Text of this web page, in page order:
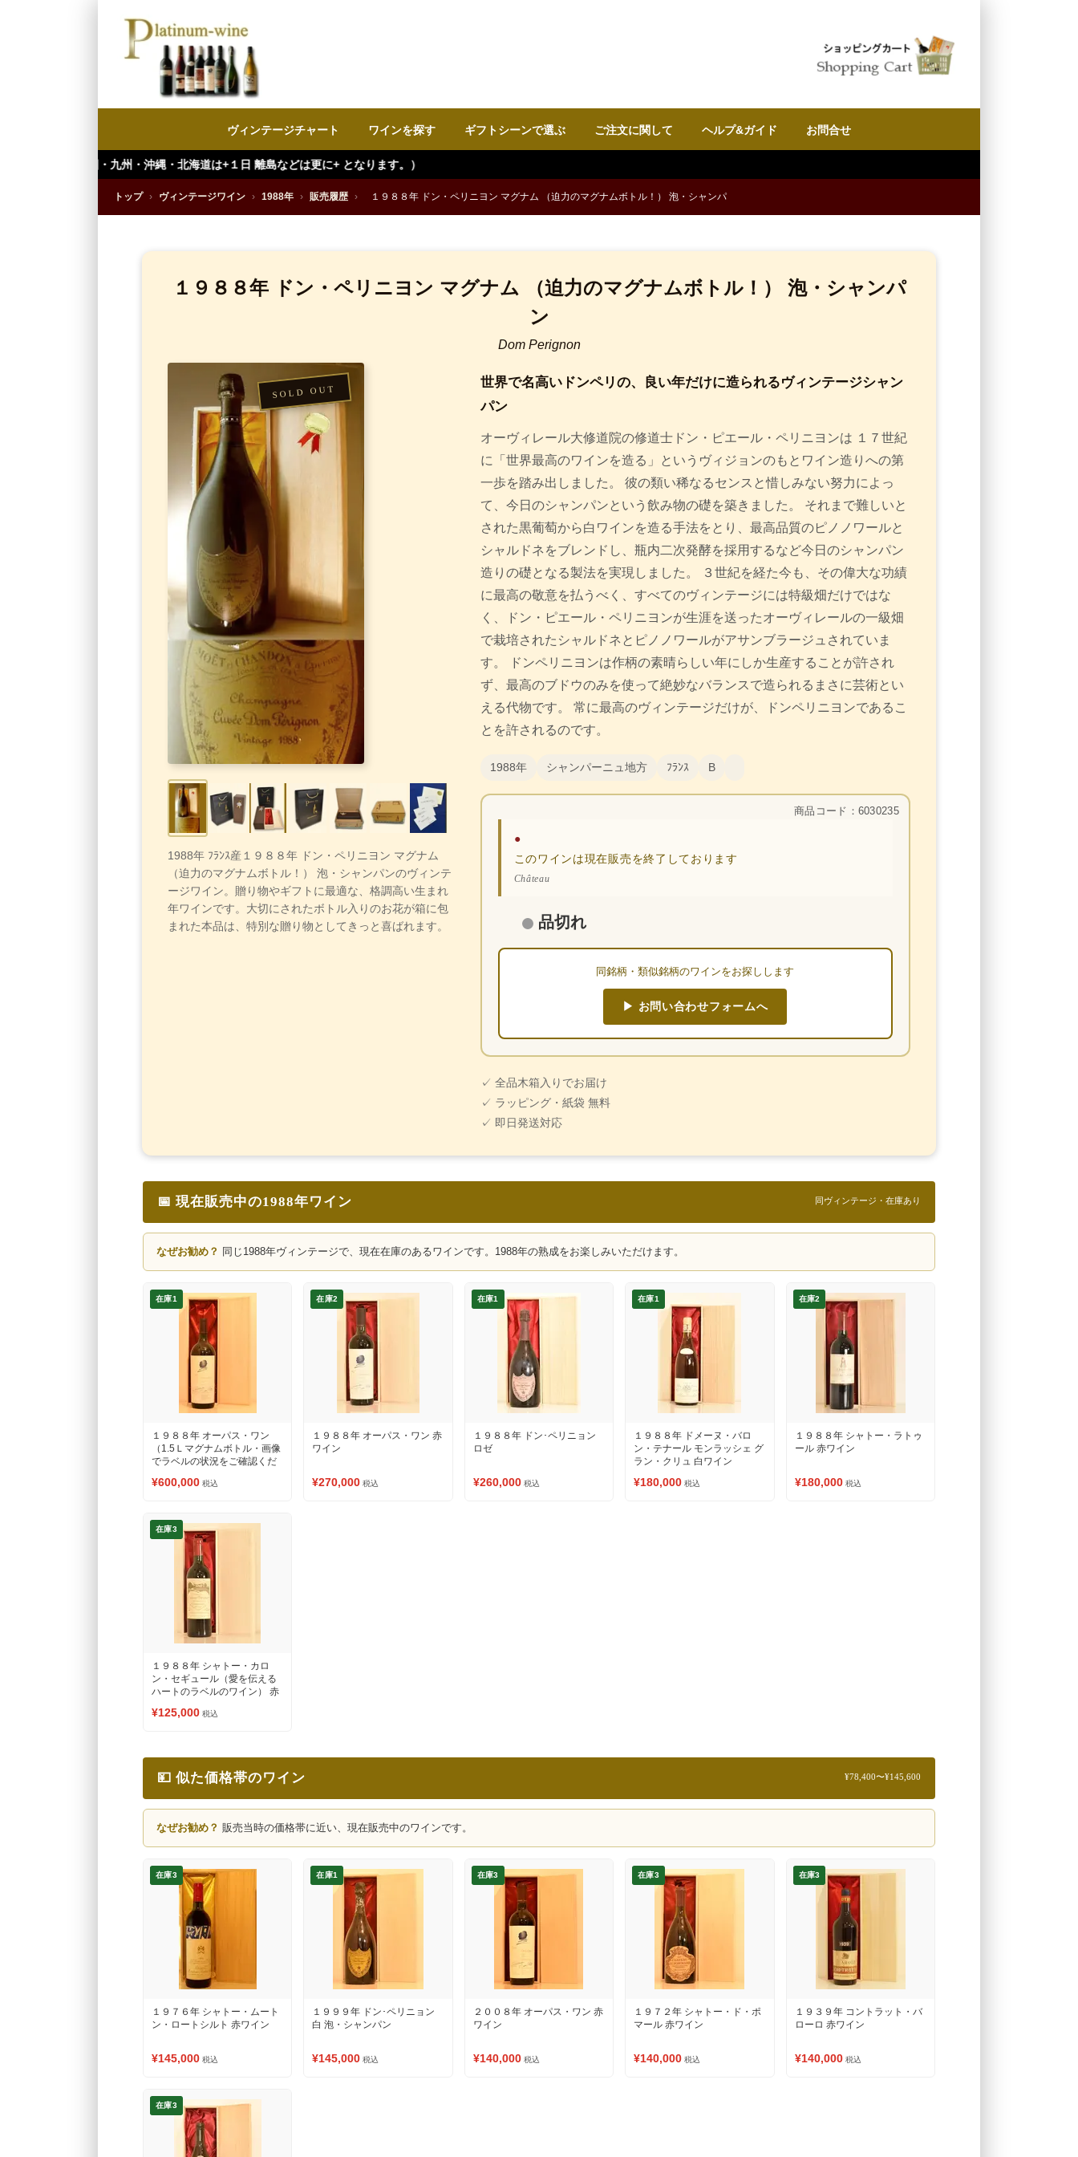
ヴィンテージチャート ワインを探す ギフトシーンで選ぶ ご注文に関して ヘルプ&ガイド お問合せ
・沖縄・北海道は+１日 離島などは更に+ となります。）
トップ › ヴィンテージワイン › 1988年 › 販売履歴 › １９８８年 ドン・ペリニヨン マグナム （迫力のマグナムボトル！） 泡・シャンパ
１９８８年 ドン・ペリニヨン マグナム （迫力のマグナムボトル！） 泡・シャンパ
ン
Dom Perignon
1988年 ﾌﾗﾝｽ産１９８８年 ドン・ペリニヨン マグナム
（迫力のマグナムボトル！） 泡・シャンパンのヴィンテ
ージワイン。贈り物やギフトに最適な、格調高い生まれ
年ワインです。大切にされたボトル入りのお花が箱に包
まれた本品は、特別な贈り物としてきっと喜ばれます。
世界で名高いドンペリの、良い年だけに造られるヴィンテージシャン
パン
オーヴィレール大修道院の修道士ドン・ピエール・ペリニヨンは １７世紀
に「世界最高のワインを造る」というヴィジョンのもとワイン造りへの第
一歩を踏み出しました。 彼の類い稀なるセンスと惜しみない努力によっ
て、今日のシャンパンという飲み物の礎を築きました。 それまで難しいと
された黒葡萄から白ワインを造る手法をとり、最高品質のピノノワールと
シャルドネをブレンドし、瓶内二次発酵を採用するなど今日のシャンパン
造りの礎となる製法を実現しました。 ３世紀を経た今も、その偉大な功績
に最高の敬意を払うべく、すべてのヴィンテージには特級畑だけではな
く、ドン・ピエール・ペリニヨンが生涯を送ったオーヴィレールの一級畑
で栽培されたシャルドネとピノノワールがアサンブラージュされていま
す。 ドンペリニヨンは作柄の素晴らしい年にしか生産することが許され
ず、最高のブドウのみを使って絶妙なバランスで造られるまさに芸術とい
える代物です。 常に最高のヴィンテージだけが、ドンペリニヨンであるこ
とを許されるのです。
1988年 シャンパーニュ地方 ﾌﾗﾝｽ B
商品コード：6030235
●
このワインは現在販売を終了しております
Château
品切れ
同銘柄・類似銘柄のワインをお探しします
▶ お問い合わせフォームへ
✓ 全品木箱入りでお届け
✓ ラッピング・紙袋 無料
✓ 即日発送対応
📅 現在販売中の1988年ワイン 同ヴィンテージ・在庫あり
なぜお勧め？ 同じ1988年ヴィンテージで、現在在庫のあるワインです。1988年の熟成をお楽しみいただけます。
在庫1
１９８８年 オーパス・ワン
（1.5Ｌマグナムボトル・画像
でラベルの状況をご確認くだ
¥600,000 税込
在庫2
１９８８年 オーパス・ワン 赤
ワイン
¥270,000 税込
在庫1
１９８８年 ドン･ペリニョン
ロゼ
¥260,000 税込
在庫1
１９８８年 ドメーヌ・バロ
ン・テナール モンラッシェ グ
ラン・クリュ 白ワイン
¥180,000 税込
在庫2
１９８８年 シャトー・ラトゥ
ール 赤ワイン
¥180,000 税込
在庫3
１９８８年 シャトー・カロ
ン・セギュール（愛を伝える
ハートのラベルのワイン） 赤
¥125,000 税込
💴 似た価格帯のワイン ¥78,400〜¥145,600
なぜお勧め？ 販売当時の価格帯に近い、現在販売中のワインです。
在庫3
１９７６年 シャトー・ムート
ン・ロートシルト 赤ワイン
¥145,000 税込
在庫1
１９９９年 ドン･ペリニョン
白 泡・シャンパン
¥145,000 税込
在庫3
２００８年 オーパス・ワン 赤
ワイン
¥140,000 税込
在庫3
１９７２年 シャトー・ド・ポ
マール 赤ワイン
¥140,000 税込
在庫3
１９３９年 コントラット・バ
ローロ 赤ワイン
¥140,000 税込
在庫3